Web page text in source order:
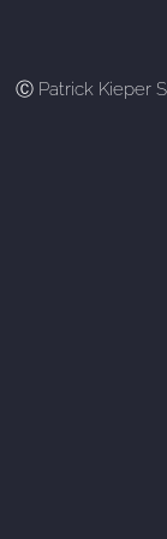
Ⓒ Patrick Kieper